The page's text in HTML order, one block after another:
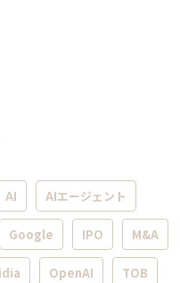
AI AIエージェント
Google IPO M&A
OpenAI TOB